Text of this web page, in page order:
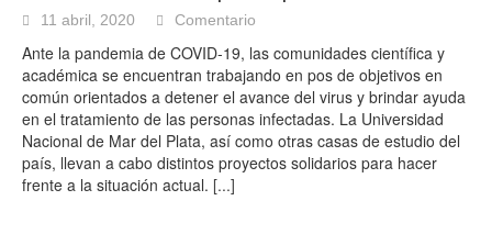
11 abril, 2020 Comentario
Ante la pandemia de COVID-19, las comunidades científica y
académica se encuentran trabajando en pos de objetivos en
común orientados a detener el avance del virus y brindar ayuda
en el tratamiento de las personas infectadas. La Universidad
Nacional de Mar del Plata, así como otras casas de estudio del
país, llevan a cabo distintos proyectos solidarios para hacer
frente a la situación actual. [...]